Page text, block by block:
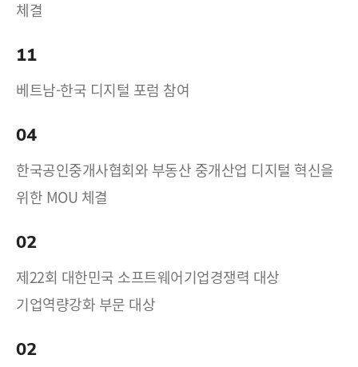
체결
11
베트남-한국 디지털 포럼 참여
04
한국공인중개사협회와 부동산 중개산업 디지털 혁신을
위한 MOU 체결
02
제22회 대한민국 소프트웨어기업경쟁력 대상
기업역량강화 부문 대상
02